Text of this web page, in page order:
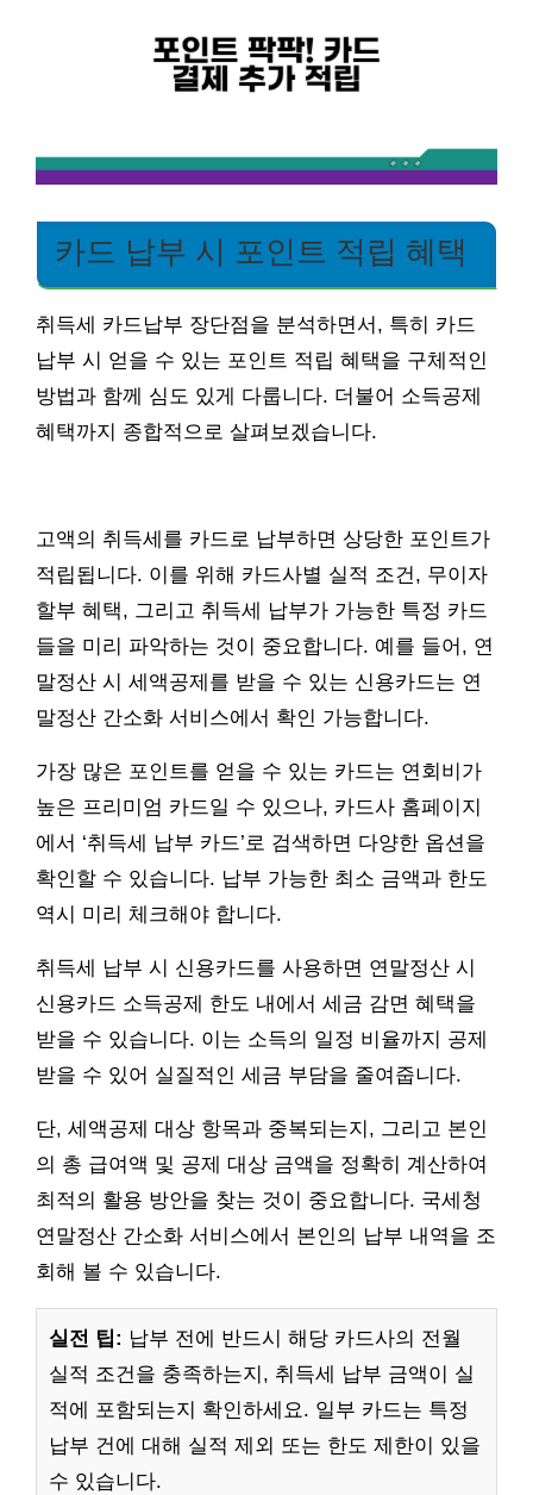
카드 납부 시 포인트 적립 혜택
취득세 카드납부 장단점을 분석하면서, 특히 카드
납부 시 얻을 수 있는 포인트 적립 혜택을 구체적인
방법과 함께 심도 있게 다룹니다. 더불어 소득공제
혜택까지 종합적으로 살펴보겠습니다.
고액의 취득세를 카드로 납부하면 상당한 포인트가
적립됩니다. 이를 위해 카드사별 실적 조건, 무이자
할부 혜택, 그리고 취득세 납부가 가능한 특정 카드
들을 미리 파악하는 것이 중요합니다. 예를 들어, 연
말정산 시 세액공제를 받을 수 있는 신용카드는 연
말정산 간소화 서비스에서 확인 가능합니다.
가장 많은 포인트를 얻을 수 있는 카드는 연회비가
높은 프리미엄 카드일 수 있으나, 카드사 홈페이지
에서 ‘취득세 납부 카드’로 검색하면 다양한 옵션을
확인할 수 있습니다. 납부 가능한 최소 금액과 한도
역시 미리 체크해야 합니다.
취득세 납부 시 신용카드를 사용하면 연말정산 시
신용카드 소득공제 한도 내에서 세금 감면 혜택을
받을 수 있습니다. 이는 소득의 일정 비율까지 공제
받을 수 있어 실질적인 세금 부담을 줄여줍니다.
단, 세액공제 대상 항목과 중복되는지, 그리고 본인
의 총 급여액 및 공제 대상 금액을 정확히 계산하여
최적의 활용 방안을 찾는 것이 중요합니다. 국세청
연말정산 간소화 서비스에서 본인의 납부 내역을 조
회해 볼 수 있습니다.
실전 팁: 납부 전에 반드시 해당 카드사의 전월
실적 조건을 충족하는지, 취득세 납부 금액이 실
적에 포함되는지 확인하세요. 일부 카드는 특정
납부 건에 대해 실적 제외 또는 한도 제한이 있을
수 있습니다.